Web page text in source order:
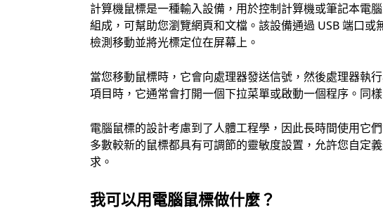
計算機鼠標是一種輸入設備，用於控制計算機或筆記本電
組成，可幫助您瀏覽網頁和文檔。該設備通過 USB 端口
檢測移動並將光標定位在屏幕上。
當您移動鼠標時，它會向處理器發送信號，然後處理器執
項目時，它通常會打開一個下拉菜單或啟動一個程序。同
電腦鼠標的設計考慮到了人體工程學，因此長時間使用它
多數較新的鼠標都具有可調節的靈敏度設置，允許您自定
求。
我可以用電腦鼠標做什麼？